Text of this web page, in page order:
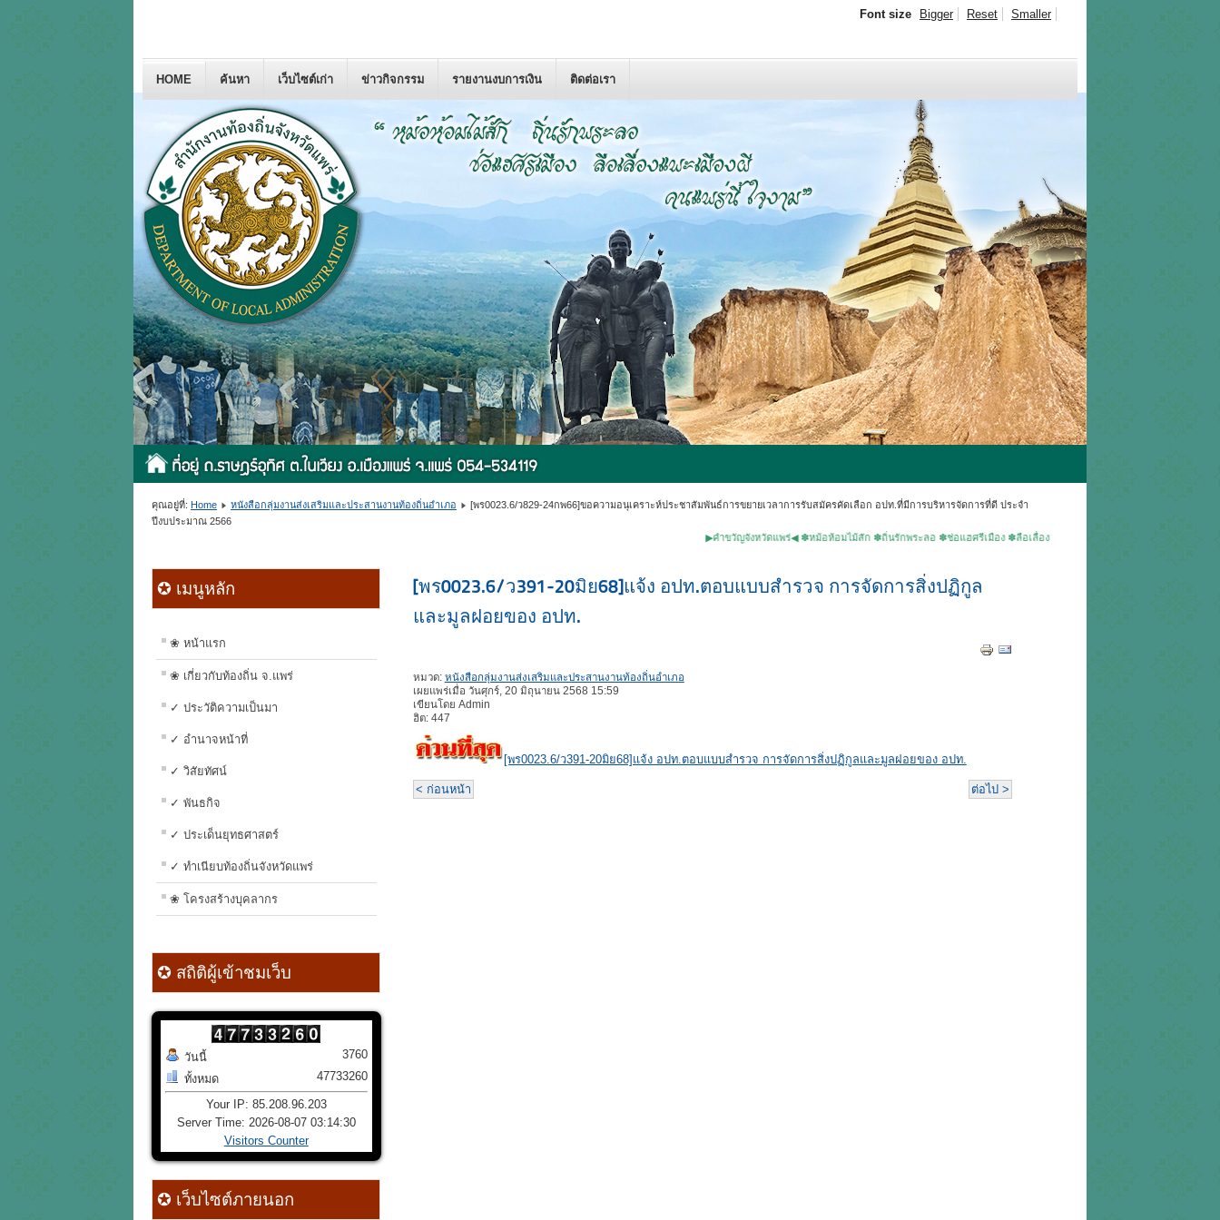
HOME ค้นหา เว็บไซต์เก่า ข่าวกิจกรรม รายงานงบการเงิน ติดต่อเรา
Font size Bigger Reset Smaller
คุณอยู่ที่: Home หนังสือกลุ่มงานส่งเสริมและประสานงานท้องถิ่นอำเภอ
[พร0023.6/ว829-24กพ66]ขอความอนุเคราะห์ประชาสัมพันธ์การขยายเวลาการรับสมัครคัดเลือก อปท.ที่มีการบริหารจัดการที่ดี ประจำ
ปีงบประมาณ 2566
▶คำขวัญจังหวัดแพร่◀ ✽หม้อห้อมไม้สัก ✽ถิ่นรักพระลอ ✽ช่อแฮศรีเมือง ✽ลือเลื่องแพะเมืองผี ✽คนแพร่นี้ใจงาม ▶ยินดีต้อนรับเข้าสู่เ
✪ เมนูหลัก
❀ หน้าแรก
❀ เกี่ยวกับท้องถิ่น จ.แพร่
✓ ประวัติความเป็นมา
✓ อำนาจหน้าที่
✓ วิสัยทัศน์
✓ พันธกิจ
✓ ประเด็นยุทธศาสตร์
✓ ทำเนียบท้องถิ่นจังหวัดแพร่
❀ โครงสร้างบุคลากร
✪ สถิติผู้เข้าชมเว็บ
วันนี้
ทั้งหมด
3760
47733260
Your IP: 85.208.96.203
Server Time: 2026-08-07 03:14:30
Visitors Counter
✪ เว็บไซต์ภายนอก
[พร0023.6/ว391-20มิย68]แจ้ง อปท.ตอบแบบสำรวจ การจัดการสิ่งปฏิกูล
และมูลฝอยของ อปท.
หมวด: หนังสือกลุ่มงานส่งเสริมและประสานงานท้องถิ่นอำเภอ
เผยแพร่เมื่อ วันศุกร์, 20 มิถุนายน 2568 15:59
เขียนโดย Admin
ฮิต: 447
[พร0023.6/ว391-20มิย68]แจ้ง อปท.ตอบแบบสำรวจ การจัดการสิ่งปฏิกูลและมูลฝอยของ อปท.
< ก่อนหน้า ต่อไป >